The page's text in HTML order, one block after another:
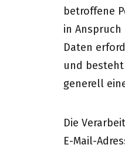
betroffene
in
Daten
und
generell
Die
E-Mail-